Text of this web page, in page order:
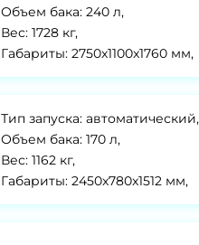
Объем бака: 240 л,
Вес: 1728 кг,
Габариты: 2750x1100x1760 мм,
Тип запуска: автоматический,
Объем бака: 170 л,
Вес: 1162 кг,
Габариты: 2450x780x1512 мм,